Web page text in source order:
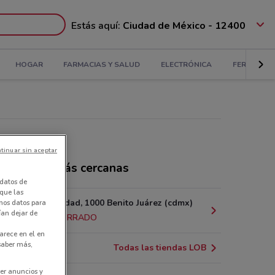
Estás aquí: Ciudad de México - 12400
HOGAR FARMACIAS Y SALUD ELECTRÓNICA
LOB más cercanas
Av. Universidad, 1000 Benito Juárez (cdmx)
22.5 km
CERRADO
Todas las tiendas LOB
de
las
datos para
dejar de
en el en
más,
anuncios y
sin aceptar